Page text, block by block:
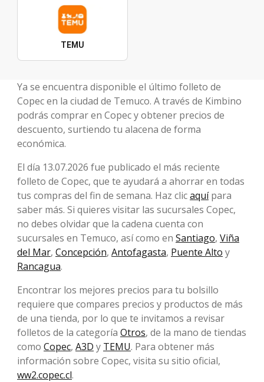
TEMU
Ya se encuentra disponible el último folleto de
Copec en la ciudad de Temuco. A través de Kimbino
podrás comprar en Copec y obtener precios de
descuento, surtiendo tu alacena de forma
económica.
El día 13.07.2026 fue publicado el más reciente
folleto de Copec, que te ayudará a ahorrar en todas
tus compras del fin de semana. Haz clicaquípara
saber más. Si quieres visitar las sucursales Copec,
no debes olvidar que la cadena cuenta con
sucursales en Temuco, así como en Santiago, Viña
del Mar, Concepción, Antofagasta, Puente Alto y
Rancagua.
Encontrar los mejores precios para tu bolsillo
requiere que compares precios y productos de más
de una tienda, por lo que te invitamos a revisar
folletos de la categoría Otros, de la mano de tiendas
como Copec, A3D y TEMU. Para obtener más
información sobre Copec, visita su sitio oficial,
ww2.copec.cl.